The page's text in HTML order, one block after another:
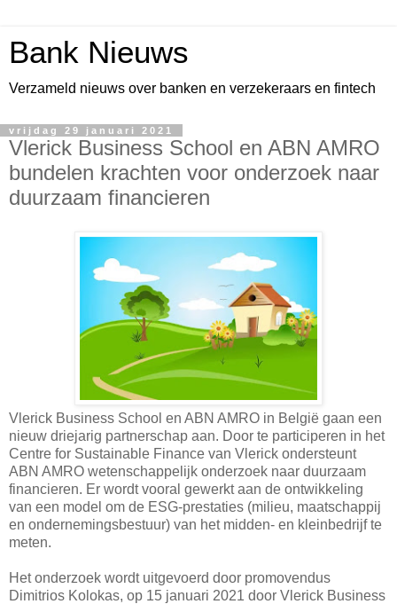
Bank Nieuws
Verzameld nieuws over banken en verzekeraars en fintech
vrijdag 29 januari 2021
Vlerick Business School en ABN AMRO
bundelen krachten voor onderzoek naar
duurzaam financieren
Vlerick Business School en ABN AMRO in België gaan een
nieuw driejarig partnerschap aan. Door te participeren in het
Centre for Sustainable Finance van Vlerick ondersteunt
ABN AMRO wetenschappelijk onderzoek naar duurzaam
financieren. Er wordt vooral gewerkt aan de ontwikkeling
van een model om de ESG-prestaties (milieu, maatschappij
en ondernemingsbestuur) van het midden- en kleinbedrijf te
meten.
Het onderzoek wordt uitgevoerd door promovendus
Dimitrios Kolokas, op 15 januari 2021 door Vlerick Business